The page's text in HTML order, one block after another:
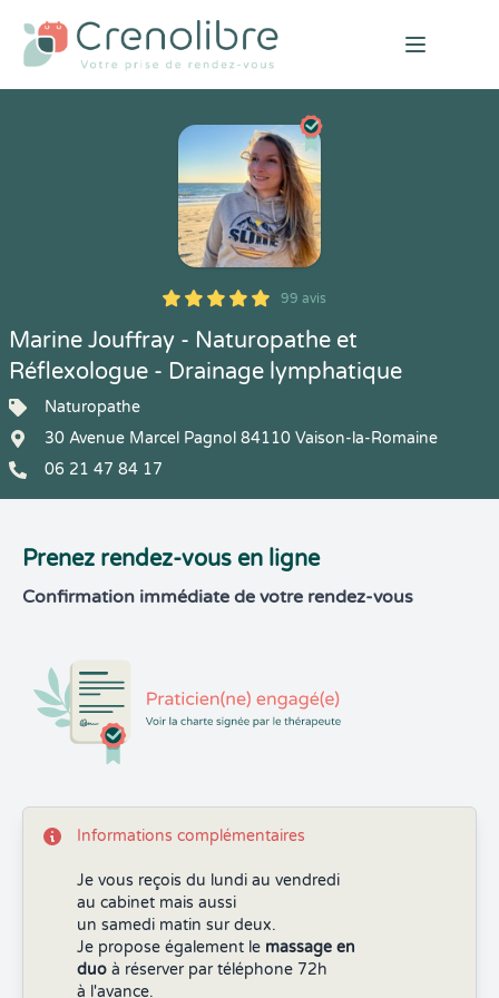
Open
5
1
5
99 99 avis
Marine Jouffray - Naturopathe et
Réflexologue - Drainage lymphatique
Naturopathe
30 Avenue Marcel Pagnol 84110 Vaison-la-Romaine
06 21 47 84 17
Prenez rendez-vous en ligne
Confirmation immédiate de votre rendez-vous
Informations complémentaires
Je vous reçois du lundi au vendredi
au cabinet mais aussi
un samedi matin sur deux.
Je propose également le massage en
duo à réserver par téléphone 72h
à l'avance.